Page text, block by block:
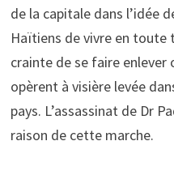
de la capitale dans l’idée
Haïtiens de vivre en toute
crainte de se faire enlever
opèrent à visière levée
pays. L’assassinat de Dr
raison de cette marche.